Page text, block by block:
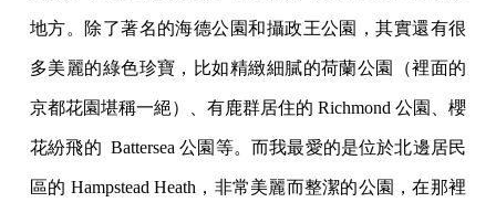
地方。除了著名的海德公園和攝政王公園，其實還有很
多美麗的綠色珍寶，比如精緻細膩的荷蘭公園（裡面的
京都花園堪稱一絕）、有鹿群居住的 Richmond 公園、櫻
花紛飛的 Battersea 公園等。而我最愛的是位於北邊居民
區的 Hampstead Heath，非常美麗而整潔的公園，在那裡